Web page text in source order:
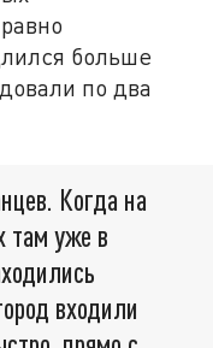
больше
по два
Когда на
там уже в
входили